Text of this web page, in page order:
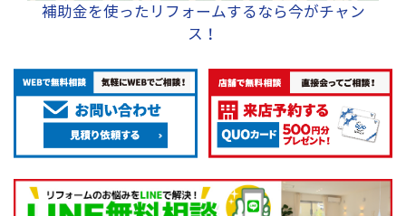
補助金を使ったリフォームするなら今がチャン
ス！